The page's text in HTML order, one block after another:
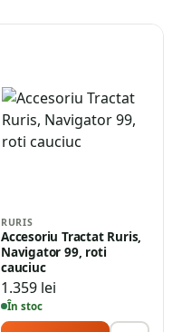
RURIS
Accesoriu Tractat Ruris,
Navigator 99, roti
cauciuc
1.359 lei
În stoc